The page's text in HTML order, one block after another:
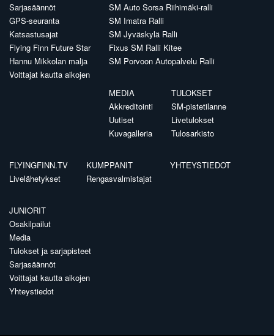
Sarjasäännöt
GPS-seuranta
Katsastusajat
Flying Finn Future Star
Hannu Mikkolan malja
Voittajat kautta aikojen
SM Auto Sorsa Riihimäki-ralli
SM Imatra Ralli
SM Jyväskylä Ralli
Fixus SM Ralli Kitee
SM Porvoon Autopalvelu Ralli
MEDIA
Akkreditointi
Uutiset
Kuvagalleria
TULOKSET
SM-pistetilanne
Livetulokset
Tulosarkisto
FLYINGFINN.TV
Livelähetykset
KUMPPANIT
Rengasvalmistajat
YHTEYSTIEDOT
JUNIORIT
Osakilpailut
Media
Tulokset ja sarjapisteet
Sarjasäännöt
Voittajat kautta aikojen
Yhteystiedot